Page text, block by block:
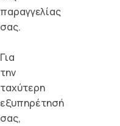
παραγγελίας
σας.
Για
την
ταχύτερη
εξυπηρέτησή
σας,